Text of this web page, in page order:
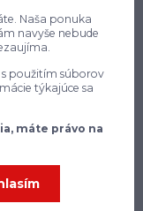
nemusíte
a cenou,
oblečenie
mieste,
do 30 dní —
odevoch a
Naša ponuka
navyše nebude
s použitím súborov
týkajúce sa
máte právo na